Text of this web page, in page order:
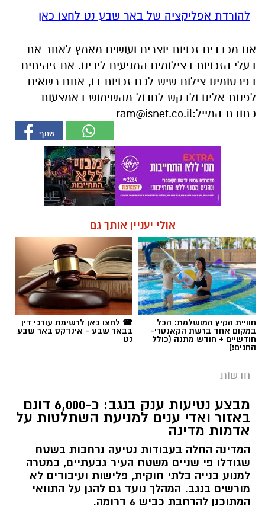
להורדת אפליקציה של באר שבע נט לחצו כאן
אנו מכבדים זכויות יוצרים ועושים מאמץ לאתר את
בעלי הזכויות בצילומים המגיעים לידינו. אם זיהיתים
בפרסומינו צילום שיש לכם זכויות בו, אתם רשאים
לפנות אלינו ולבקש לחדול מהשימוש באמצעות
כתובת המייל:ram@isnet.co.il
אולי יעניין אותך גם
חוויית הקיץ המושלמת: הכל
במקום אחד ברשת הקאנטרי-
חודשיים + חודש מתנה (כולל
החגים!)
☎ לחצו כאן לרשימת עורכי דין
בבאר שבע - אינדקס באר שבע
נט
חדשות
מבצע נטיעות ענק בנגב: כ-6,000 דונם
באזור ואדי ענים למניעת השתלטות על
אדמות מדינה
המדינה החלה בעבודות נטיעה נרחבות בשטח
שגודלו פי שניים משטח העיר גבעתיים, במטרה
למנוע בנייה בלתי חוקית, פלישות ועיבודים לא
מורשים בנגב. המהלך נועד גם להגן על התוואי
המתוכנן להרחבת כביש 6 דרומה.